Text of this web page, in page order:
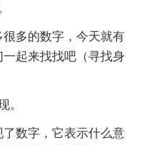
多的数字，今天就有
起来找找吧（寻找身
。
数字，它表示什么意